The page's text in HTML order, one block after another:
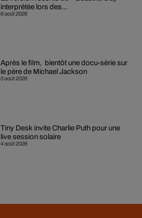
6 août 2026
interprétée lors des...
5 août 2026
Après le film, bientôt une docu-série sur
le père de Michael Jackson
4 août 2026
Tiny Desk invite Charlie Puth pour une
live session solaire